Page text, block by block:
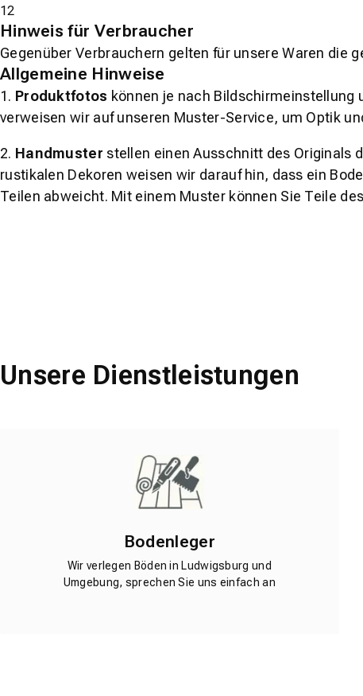
12
Hinweis für Verbraucher
Gegenüber Verbrauchern gelten für unsere Waren die
Allgemeine Hinweise
1. Produktfotos können je nach Bildschirmeinstellung
verweisen wir auf unseren Muster-Service, um Optik
2. Handmuster stellen einen Ausschnitt des Originals
rustikalen Dekoren weisen wir darauf hin, dass ein
Teilen abweicht. Mit einem Muster können Sie Teile
Unsere Dienstleistungen
Bodenleger
Wir verlegen Böden in Ludwigsburg und
Umgebung, sprechen Sie uns einfach an